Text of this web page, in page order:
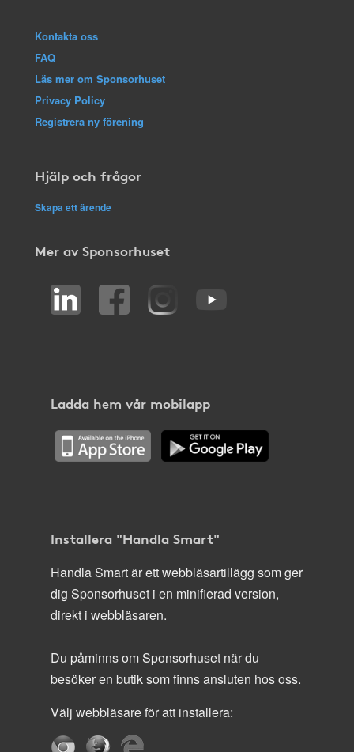
Kontakta oss
FAQ
Läs mer om Sponsorhuset
Privacy Policy
Registrera ny förening
Hjälp och frågor
Skapa ett ärende
Mer av Sponsorhuset
Ladda hem vår mobilapp
Installera "Handla Smart"
Handla Smart är ett webbläsartillägg som ger
dig Sponsorhuset i en minifierad version,
direkt i webbläsaren.
Du påminns om Sponsorhuset när du
besöker en butik som finns ansluten hos oss.
Välj webbläsare för att installera: